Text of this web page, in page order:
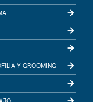
Y GROOMING